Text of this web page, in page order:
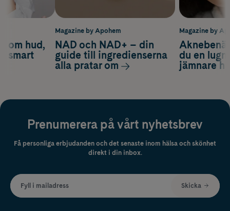
Magazine by
du en
jämnare
om hud,
smart
Magazine by Apohem
NAD och NAD+ – din
guide till ingredienserna
alla pratar om
Prenumerera på vårt nyhetsbrev
Få personliga erbjudanden och det senaste inom hälsa och skönhet
direkt i din inbox.
Fyll i mailadress Skicka